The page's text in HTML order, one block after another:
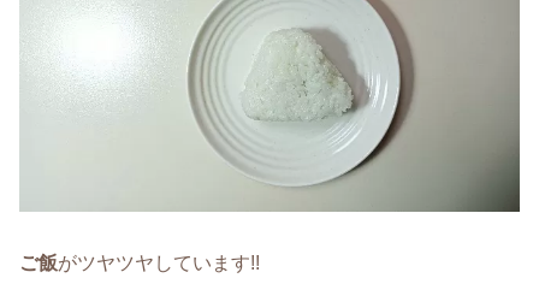
ご飯がツヤツヤしています!!